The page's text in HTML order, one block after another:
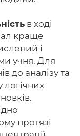
в ході
краще
і
учня. Для
до аналізу та
логічних
протязі